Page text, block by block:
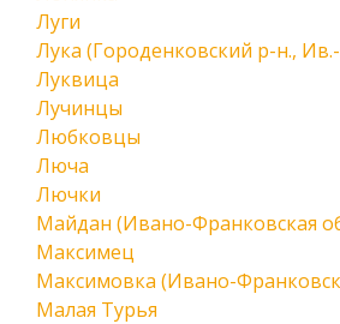
Луги
Лука (Городенковский р-н.,
Луквица
Лучинцы
Любковцы
Люча
Лючки
Майдан (Ивано-Франковская
Максимец
Максимовка (Ивано-
Малая Турья